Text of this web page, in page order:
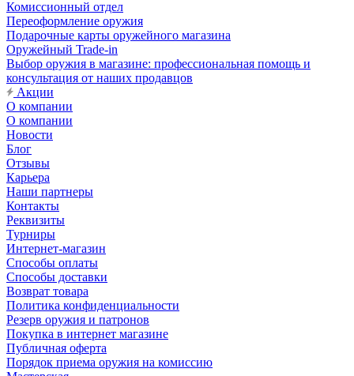
Комиссионный отдел
Переоформление оружия
Подарочные карты оружейного магазина
Оружейный Trade-in
Выбор оружия в магазине: профессиональная помощь и
консультация от наших продавцов
Акции
О компании
О компании
Новости
Блог
Отзывы
Карьера
Наши партнеры
Контакты
Реквизиты
Турниры
Интернет-магазин
Способы оплаты
Способы доставки
Возврат товара
Политика конфиденциальности
Резерв оружия и патронов
Покупка в интернет магазине
Публичная оферта
Порядок приема оружия на комиссию